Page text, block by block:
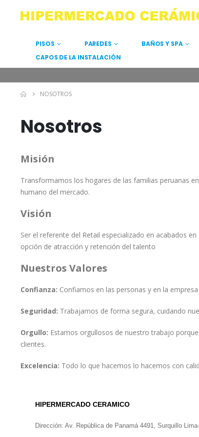
PISOS PAREDES BAÑOS Y SPA
CAPOS DE LA INSTALACIÓN
NOSOTROS
Nosotros
Misión
Transformamos los hogares de las familias peruanas
humano del mercado.
Visión
Ser el referente del Retail especializado en acabados
opción de atracción y retención del talento
Nuestros Valores
Confianza: Confiamos en las personas y en la
Seguridad: Trabajamos de forma segura, cuidando
Orgullo: Estamos orgullosos de nuestro trabajo
clientes.
Excelencia: Todo lo que hacemos lo hacemos con
HIPERMERCADO CERAMICO
Dirección: Av. República de Panamá 4491, Surquillo